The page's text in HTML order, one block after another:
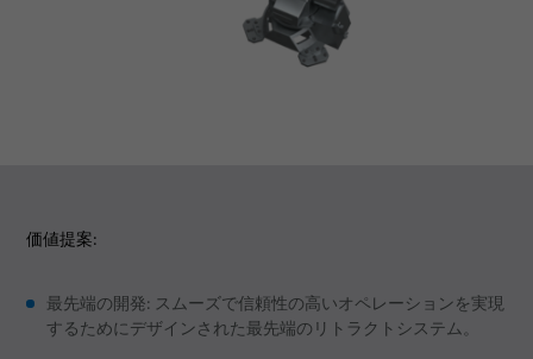
価値提案:
最先端の開発: スムーズで信頼性の高いオペレーションを実現
するためにデザインされた最先端のリトラクトシステム。